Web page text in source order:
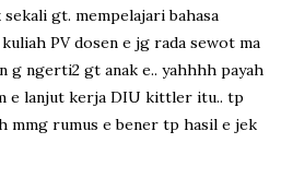
gt. mempelajari bahasa
kuliah PV dosen e jg rada sewot ma
g ngerti2 gt anak e.. yahhhh payah
e lanjut kerja DIU kittler itu.. tp
mmg rumus e bener tp hasil e jek